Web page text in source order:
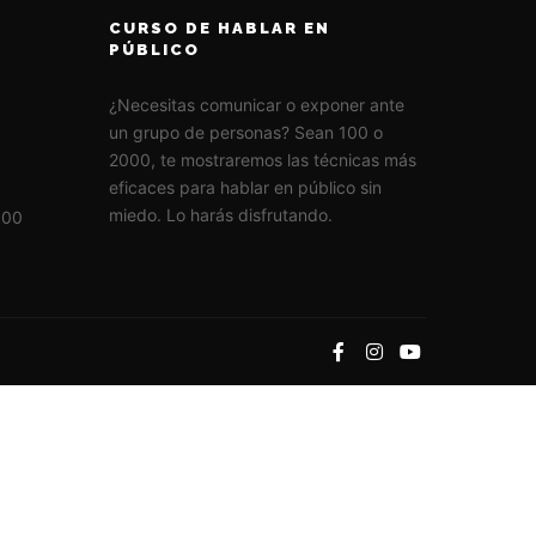
CURSO DE HABLAR EN
PÚBLICO
¿Necesitas comunicar o exponer ante
un grupo de personas? Sean 100 o
2000, te mostraremos las técnicas más
eficaces para hablar en público sin
miedo. Lo harás disfrutando.